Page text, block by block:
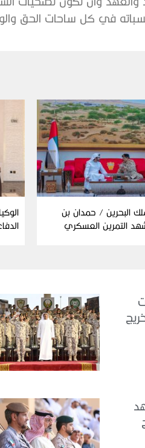
في كل ساحات الحق
البحرين / حمدان بن
التمرين العسكري